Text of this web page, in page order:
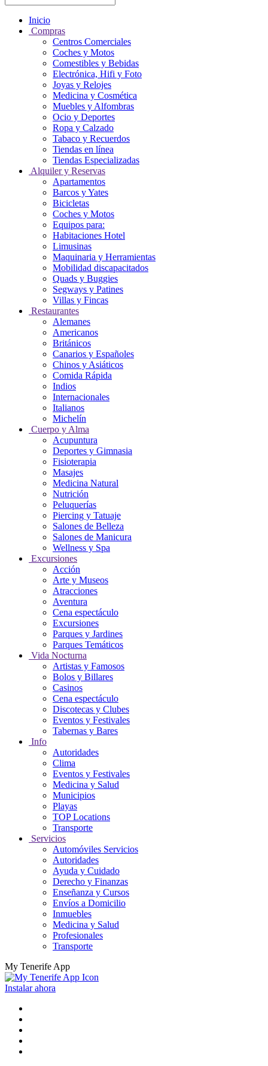
Inicio
Compras
Centros Comerciales
Coches y Motos
Comestibles y Bebidas
Electrónica, Hifi y Foto
Joyas y Relojes
Medicina y Cosmética
Muebles y Alfombras
Ocio y Deportes
Ropa y Calzado
Tabaco y Recuerdos
Tiendas en línea
Tiendas Especializadas
Alquiler y Reservas
Apartamentos
Barcos y Yates
Bicicletas
Coches y Motos
Equipos para:
Habitaciones Hotel
Limusinas
Maquinaria y Herramientas
Mobilidad discapacitados
Quads y Buggies
Segways y Patines
Villas y Fincas
Restaurantes
Alemanes
Americanos
Británicos
Canarios y Españoles
Chinos y Asiáticos
Comida Rápida
Indios
Internacionales
Italianos
Michelín
Cuerpo y Alma
Acupuntura
Deportes y Gimnasia
Fisioterapia
Masajes
Medicina Natural
Nutrición
Peluquerías
Piercing y Tatuaje
Salones de Belleza
Salones de Manicura
Wellness y Spa
Excursiones
Acción
Arte y Museos
Atracciones
Aventura
Cena espectáculo
Excursiones
Parques y Jardines
Parques Temáticos
Vida Nocturna
Artistas y Famosos
Bolos y Billares
Casinos
Cena espectáculo
Discotecas y Clubes
Eventos y Festivales
Tabernas y Bares
Info
Autoridades
Clima
Eventos y Festivales
Medicina y Salud
Municipios
Playas
TOP Locations
Transporte
Servicios
Automóviles Servicios
Autoridades
Ayuda y Cuidado
Derecho y Finanzas
Enseñanza y Cursos
Envíos a Domicilio
Inmuebles
Medicina y Salud
Profesionales
Transporte
My Tenerife App
Instalar ahora